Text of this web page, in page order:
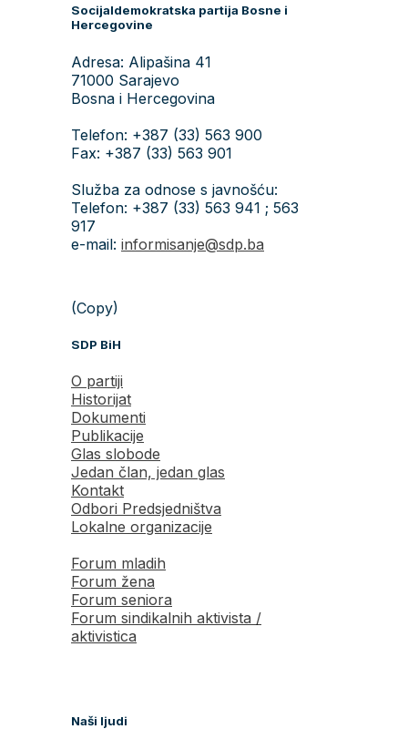
Socijaldemokratska partija Bosne i
Hercegovine
Adresa: Alipašina 41
71000 Sarajevo
Bosna i Hercegovina
Telefon: +387 (33) 563 900
Fax: +387 (33) 563 901
Služba za odnose s javnošću:
Telefon: +387 (33) 563 941 ; 563
917
e-mail: informisanje@sdp.ba
(Copy)
SDP BiH
O partiji
Historijat
Dokumenti
Publikacije
Glas slobode
Jedan član, jedan glas
Kontakt
Odbori Predsjedništva
Lokalne organizacije
Forum mladih
Forum žena
Forum seniora
Forum sindikalnih aktivista /
aktivistica
Naši ljudi